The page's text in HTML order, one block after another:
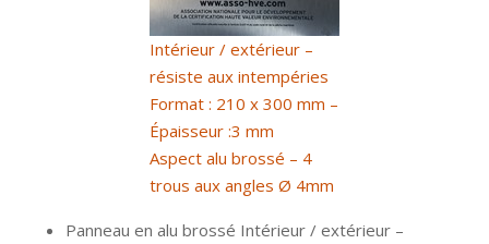
Intérieur / extérieur –
résiste aux intempéries
Format : 210 x 300 mm –
Épaisseur :3 mm
Aspect alu brossé – 4
trous aux angles Ø 4mm
Panneau en alu brossé Intérieur / extérieur –